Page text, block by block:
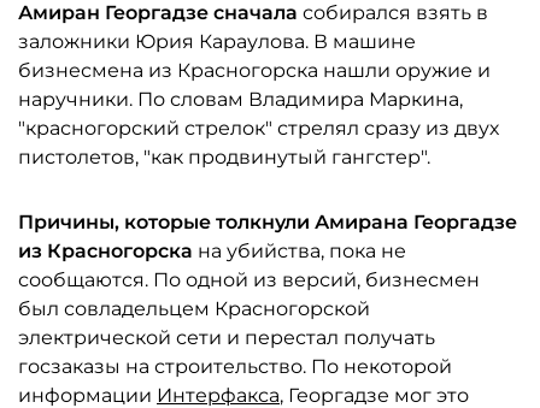
Амиран Георгадзе сначала собирался взять в
заложники Юрия Караулова. В машине
бизнесмена из Красногорска нашли оружие и
наручники. По словам Владимира Маркина,
"красногорский стрелок" стрелял сразу из двух
пистолетов, "как продвинутый гангстер".
Причины, которые толкнули Амирана Георгадзе
из Красногорска на убийства, пока не
сообщаются. По одной из версий, бизнесмен
был совладельцем Красногорской
электрической сети и перестал получать
госзаказы на строительство. По некоторой
информации Интерфакса, Георгадзе мог это